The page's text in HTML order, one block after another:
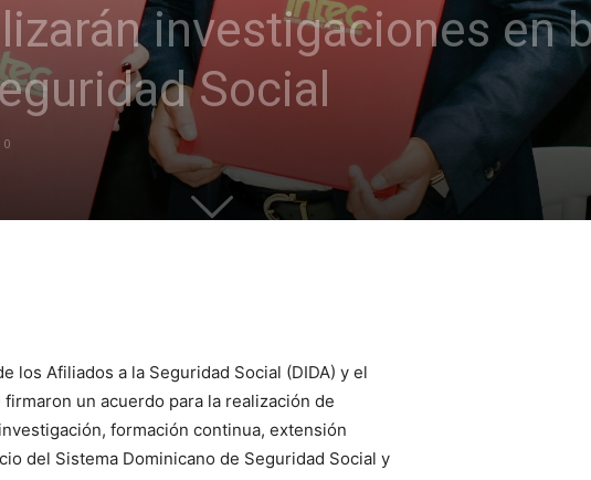
investigaciones en
Social
0
los Afiliados a la Seguridad Social (DIDA) y el
un acuerdo para la realización de
formación continua, extensión
del Sistema Dominicano de Seguridad Social y